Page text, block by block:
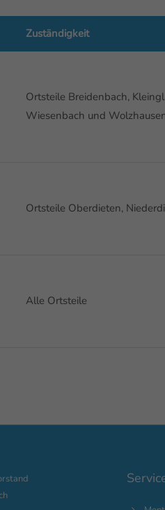
Zuständigkeit
Ortsteile Breidenbach,
Wiesenbach und
Ortsteile Oberdieten,
Alle Ortsteile